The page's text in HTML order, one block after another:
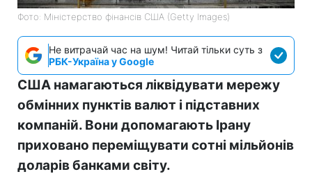
Фото: Міністерство фінансів СШA (Getty Images)
Не витрачай час на шум! Читай тільки суть з
РБК-Україна у Google
США намагаються ліквідувати мережу
обмінних пунктів валют і підставних
компаній. Вони допомагають Ірану
приховано переміщувати сотні мільйонів
доларів банками світу.